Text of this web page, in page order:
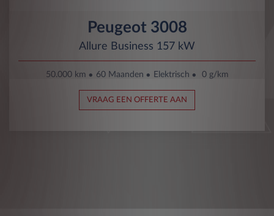
Peugeot 3008
Allure Business 157 kW
50.000 km 60 Maanden Elektrisch 0 g/km
VRAAG EEN OFFERTE AAN